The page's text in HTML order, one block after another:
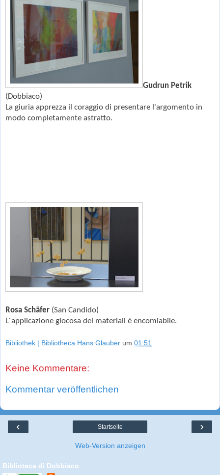
Gudrun Petrik
(Dobbiaco)
La giuria apprezza il coraggio di presentare l'argomento in
modo completamente astratto.
Rosa Schäfer (San Candido)
L´applicazione giocosa dei materiali é encomiabile.
Bibliothek | Bibliotheca Hans Glauber um 01:51
Keine Kommentare:
Kommentar veröffentlichen
‹ ›
Startseite
Web-Version anzeigen
Biblioteca di Dobbiaco